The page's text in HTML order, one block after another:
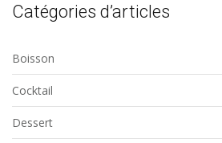
Catégories d’articles
Boisson
Cocktail
Dessert